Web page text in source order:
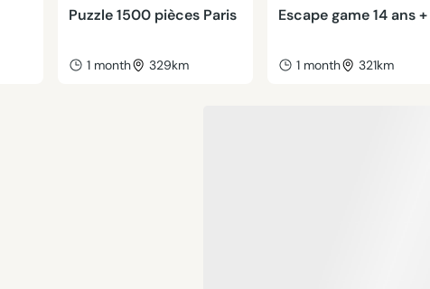
Puzzle 1500 pièces Paris
1 month 329km
Escape game 14 ans +
1 month 321km